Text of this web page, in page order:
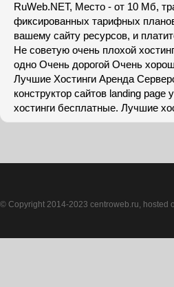
RuWeb.NET, Место - от 10 Мб,
фиксированных тарифных
вашему сайту ресурсов, и
Не советую очень плохой
одно Очень дорогой Очень
Лучшие Хостинги Аренда
конструктор сайтов landing page
хостинги бесплатные. Лучшие
© Copyright 2014-2023 centroweb.ru, hosted